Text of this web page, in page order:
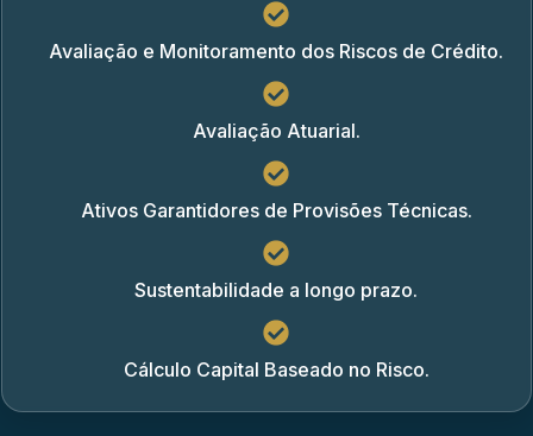
Avaliação e Monitoramento dos Riscos de Crédito.
Avaliação Atuarial.
Ativos Garantidores de Provisões Técnicas.
Sustentabilidade a longo prazo.
Cálculo Capital Baseado no Risco.